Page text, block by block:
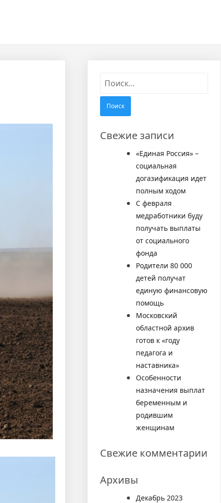
Найти:
Свежие записи
«Единая Россия» –
социальная
догазификация идет
полным ходом
С февраля
медработники буду
получать выплаты
от социального
фонда
Родители 80 000
детей получат
единую финансовую
помощь
Московский
областной архив
готов к «году
педагога и
наставника»
Особенности
назначения выплат
беременным и
родившим
женщинам
Свежие комментарии
Архивы
Декабрь 2023